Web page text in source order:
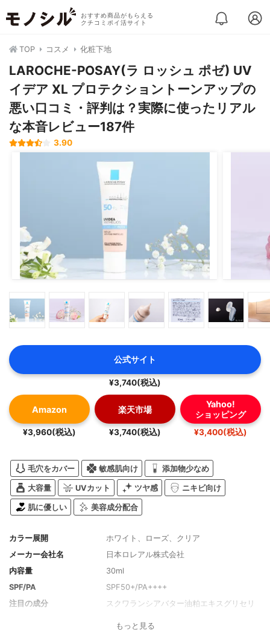
おすすめ商品がもらえる
クチコミポイ活サイト
TOP コスメ 化粧下地
LAROCHE-POSAY(ラ ロッシュ ポゼ) UV
イデア XL プロテクショントーンアップの
悪い口コミ・評判は？実際に使ったリアル
な本音レビュー187件
3.90
公式サイト
¥3,740(税込)
Amazon
¥3,960(税込)
楽天市場
¥3,740(税込)
Yahoo!
ショッピング
¥3,400(税込)
毛穴をカバー 敏感肌向け 添加物少なめ
大容量 UVカット ツヤ感 ニキビ向け
肌に優しい 美容成分配合
カラー展開
ホワイト、ローズ、クリア
メーカー会社名
日本ロレアル株式会社
内容量
30ml
SPF/PA
SPF50+/PA++++
注目の成分
スクワランシアバター油粕エキスグリセリ
水、メトキシケイヒ酸エチルヘキシル、酸
もっと見る